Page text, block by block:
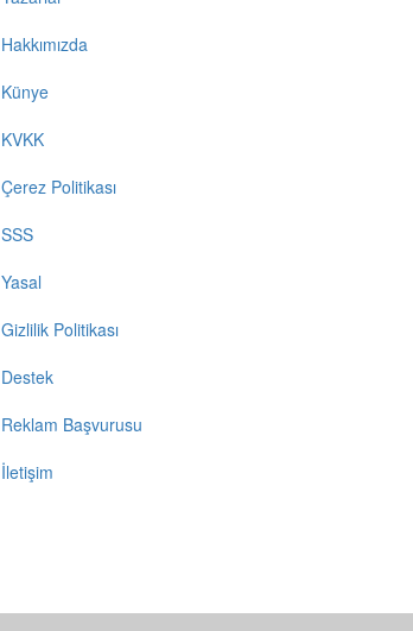
Hakkımızda
Künye
KVKK
Çerez Politikası
SSS
Yasal
Gizlilik Politikası
Destek
Reklam Başvurusu
İletişim